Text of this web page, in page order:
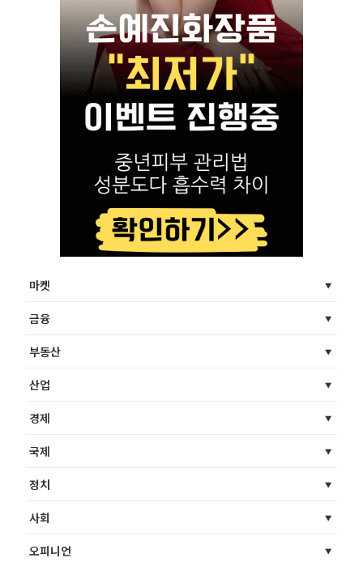
마켓
금융
부동산
산업
경제
국제
정치
사회
오피니언